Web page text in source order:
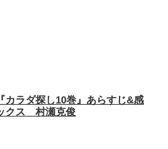
カラダ探し10巻』あらすじ&感
クス 村瀬克俊